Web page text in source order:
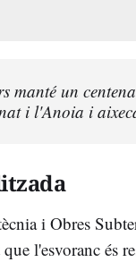
manté un
i l'Anoia i
i Obres
que l'esvoranc és